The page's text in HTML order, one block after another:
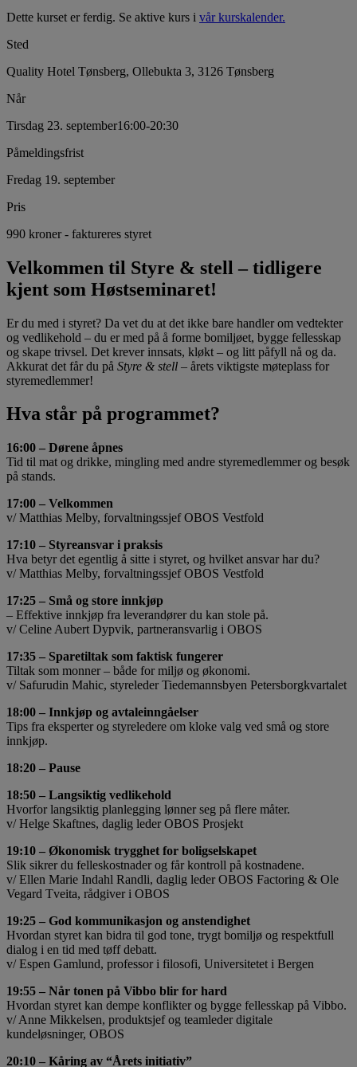
Dette kurset er ferdig. Se aktive kurs i vår kurskalender.
Sted
Quality Hotel Tønsberg, Ollebukta 3, 3126 Tønsberg
Når
Tirsdag 23. september16:00-20:30
Påmeldingsfrist
Fredag 19. september
Pris
990 kroner - faktureres styret
Velkommen til Styre & stell – tidligere
kjent som Høstseminaret!
Er du med i styret? Da vet du at det ikke bare handler om vedtekter
og vedlikehold – du er med på å forme bomiljøet, bygge fellesskap
og skape trivsel. Det krever innsats, kløkt – og litt påfyll nå og da.
Akkurat det får du på Styre & stell – årets viktigste møteplass for
styremedlemmer!
Hva står på programmet?
16:00 – Dørene åpnes
Tid til mat og drikke, mingling med andre styremedlemmer og besøk
på stands.
17:00 – Velkommen
v/ Matthias Melby, forvaltningssjef OBOS Vestfold
17:10 – Styreansvar i praksis
Hva betyr det egentlig å sitte i styret, og hvilket ansvar har du?
v/ Matthias Melby, forvaltningssjef OBOS Vestfold
17:25 – Små og store innkjøp
– Effektive innkjøp fra leverandører du kan stole på.
v/ Celine Aubert Dypvik, partneransvarlig i OBOS
17:35 – Sparetiltak som faktisk fungerer
Tiltak som monner – både for miljø og økonomi.
v/ Safurudin Mahic, styreleder Tiedemannsbyen Petersborgkvartalet
18:00 – Innkjøp og avtaleinngåelser
Tips fra eksperter og styreledere om kloke valg ved små og store
innkjøp.
18:20 – Pause
18:50 – Langsiktig vedlikehold
Hvorfor langsiktig planlegging lønner seg på flere måter.
v/ Helge Skaftnes, daglig leder OBOS Prosjekt
19:10 – Økonomisk trygghet for boligselskapet
Slik sikrer du felleskostnader og får kontroll på kostnadene.
v/ Ellen Marie Indahl Randli, daglig leder OBOS Factoring & Ole
Vegard Tveita, rådgiver i OBOS
19:25 – God kommunikasjon og anstendighet
Hvordan styret kan bidra til god tone, trygt bomiljø og respektfull
dialog i en tid med tøff debatt.
v/ Espen Gamlund, professor i filosofi, Universitetet i Bergen
19:55 – Når tonen på Vibbo blir for hard
Hvordan styret kan dempe konflikter og bygge fellesskap på Vibbo.
v/ Anne Mikkelsen, produktsjef og teamleder digitale
kundeløsninger, OBOS
20:10 – Kåring av “Årets initiativ”